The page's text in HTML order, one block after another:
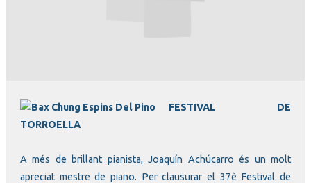
FESTIVAL DE
TORROELLA
A més de brillant pianista, Joaquín Achúcarro és un molt
apreciat mestre de piano. Per clausurar el 37è Festival de